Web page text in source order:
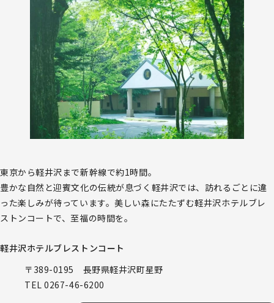
東京から軽井沢まで新幹線で約1時間。
豊かな自然と迎賓文化の伝統が息づく軽井沢では、訪れるごとに違
った楽しみが待っています。美しい森にたたずむ軽井沢ホテルブレ
ストンコートで、至福の時間を。
軽井沢ホテルブレストンコート
〒389-0195 長野県軽井沢町星野
TEL0267-46-6200